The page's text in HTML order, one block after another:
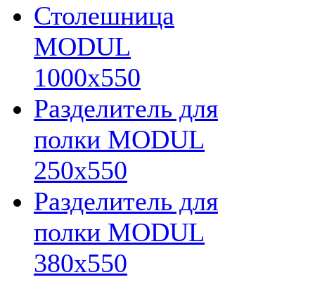
Столешница
MODUL
1000х550
Разделитель для
полки MODUL
250х550
Разделитель для
полки MODUL
380х550